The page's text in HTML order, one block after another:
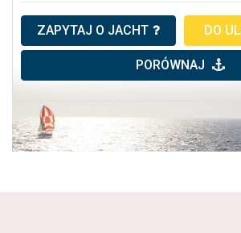
ZAPYTAJ O JACHT DO
PORÓWNAJ